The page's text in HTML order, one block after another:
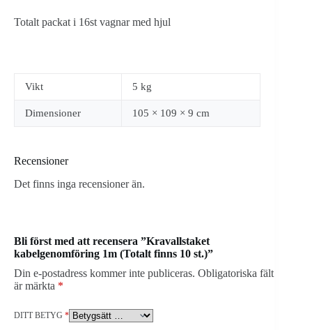
Totalt packat i 16st vagnar med hjul
Vikt 5 kg
Dimensioner 105 × 109 × 9 cm
Recensioner
Det finns inga recensioner än.
Bli först med att recensera ”Kravallstaket
kabelgenomföring 1m (Totalt finns 10 st.)”
Din e-postadress kommer inte publiceras. Obligatoriska fält
är märkta *
DITT BETYG *